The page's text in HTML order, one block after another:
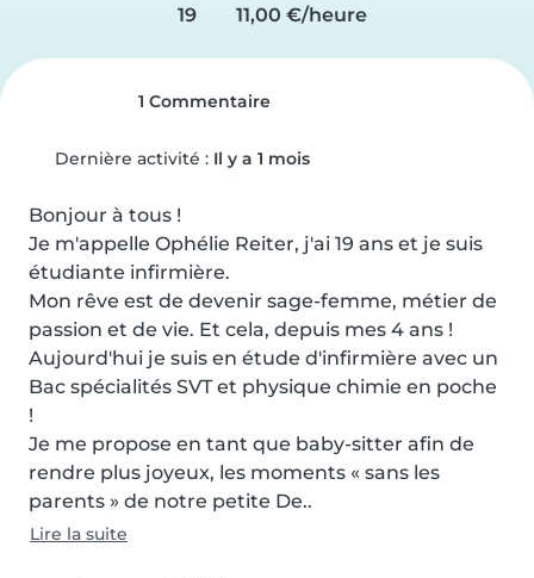
19
11,00 €/heure
1 Commentaire
Dernière activité : Il y a 1 mois
Bonjour à tous !
Je m'appelle Ophélie Reiter, j'ai 19 ans et je suis
étudiante infirmière.
Mon rêve est de devenir sage-femme, métier de
passion et de vie. Et cela, depuis mes 4 ans !
Aujourd'hui je suis en étude d'infirmière avec un
Bac spécialités SVT et physique chimie en poche
!
Je me propose en tant que baby-sitter afin de
rendre plus joyeux, les moments « sans les
parents » de notre petite De..
Lire la suite